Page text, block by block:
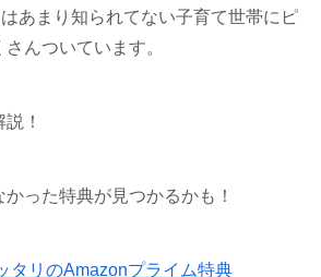
あまり知られてない子育て世帯にピ
んついています。
！
った特典が見つかるかも！
タリのAmazonプライム特典